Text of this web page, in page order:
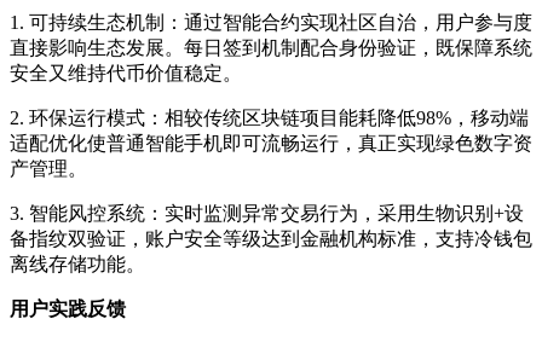
1. 可持续生态机制：通过智能合约实现社区自治，用户参与度
直接影响生态发展。每日签到机制配合身份验证，既保障系统
安全又维持代币价值稳定。
2. 环保运行模式：相较传统区块链项目能耗降低98%，移动端
适配优化使普通智能手机即可流畅运行，真正实现绿色数字资
产管理。
3. 智能风控系统：实时监测异常交易行为，采用生物识别+设
备指纹双验证，账户安全等级达到金融机构标准，支持冷钱包
离线存储功能。
用户实践反馈